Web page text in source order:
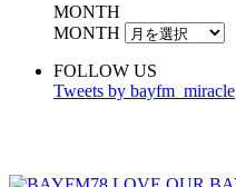
MONTH
MONTH
FOLLOW US
Tweets by bayfm_miracle